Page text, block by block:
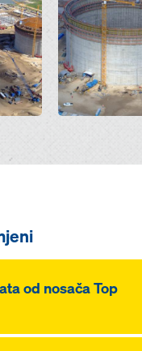
od nosača Top